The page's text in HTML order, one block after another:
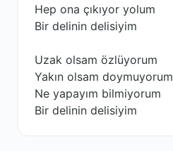
Hep ona çıkıyor yolum
Bir delinin delisiyim
Uzak olsam özlüyorum
Yakın olsam doymuyorum
Ne yapayım bilmiyorum
Bir delinin delisiyim